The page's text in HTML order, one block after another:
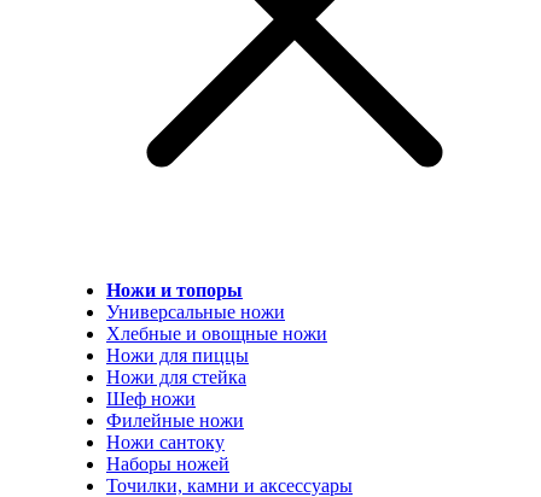
Ножи и топоры
Универсальные ножи
Хлебные и овощные ножи
Ножи для пиццы
Ножи для стейка
Шеф ножи
Филейные ножи
Ножи сантоку
Наборы ножей
Точилки, камни и аксессуары